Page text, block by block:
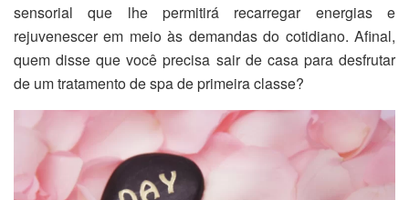
sensorial que lhe permitirá recarregar energias e
rejuvenescer em meio às demandas do cotidiano. Afinal,
quem disse que você precisa sair de casa para desfrutar
de um tratamento de spa de primeira classe?